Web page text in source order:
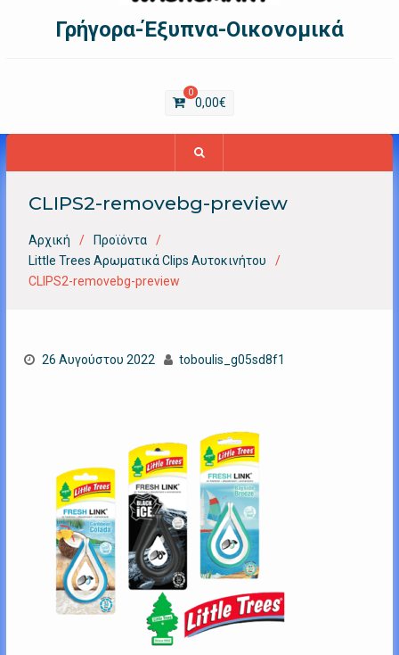
Γρήγορα-Έξυπνα-Οικονομικά
0
0,00€
CLIPS2-removebg-preview
Αρχική
Προϊόντα
Little Trees Αρωματικά Clips Αυτοκινήτου
CLIPS2-removebg-preview
26 Αυγούστου 2022 toboulis_g05sd8f1